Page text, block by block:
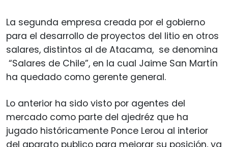
La segunda empresa creada por el gobierno
para el desarrollo de proyectos del litio en otros
salares, distintos al de Atacama, se denomina
“Salares de Chile”, en la cual Jaime San Martín
ha quedado como gerente general.
Lo anterior ha sido visto por agentes del
mercado como parte del ajedréz que ha
jugado históricamente Ponce Lerou al interior
del aparato publico para mejorar su posición, ya